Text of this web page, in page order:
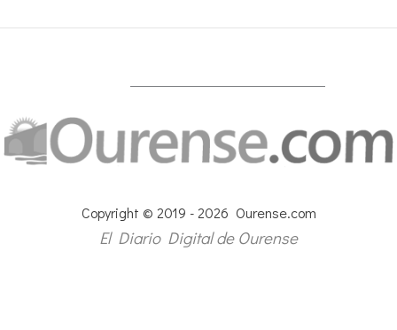
Copyright © 2019 - 2026 Ourense.com
El Diario Digital de Ourense